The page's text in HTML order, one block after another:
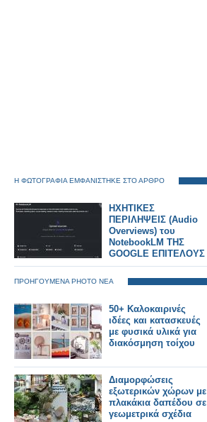
Η ΦΩΤΟΓΡΑΦΙΑ ΕΜΦΑΝΙΣΤΗΚΕ ΣΤΟ ΑΡΘΡΟ
ΗΧΗΤΙΚΕΣ
ΠΕΡΙΛΗΨΕΙΣ (Audio
Overviews) του
NotebookLM ΤΗΣ
GOOGLE ΕΠΙΤΕΛΟΥΣ
ΚΑΙ ΣΤΑ ΕΛΛΗΝΙΚΑ
ΠΡΟΗΓΟΥΜΕΝΑ PHOTO ΝΕΑ
50+ Καλοκαιρινές
ιδέες και κατασκευές
με φυσικά υλικά για
διακόσμηση τοίχου
Διαμορφώσεις
εξωτερικών χώρων με
πλακάκια δαπέδου σε
γεωμετρικά σχέδια